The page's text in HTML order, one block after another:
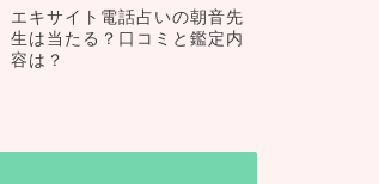
エキサイト電話占いの朝音先
生は当たる？口コミと鑑定内
容は？